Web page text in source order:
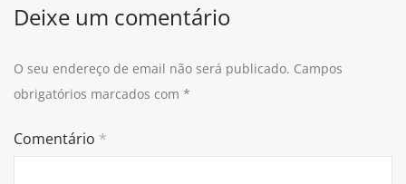
Deixe um comentário
O seu endereço de email não será publicado. Campos
obrigatórios marcados com *
Comentário *